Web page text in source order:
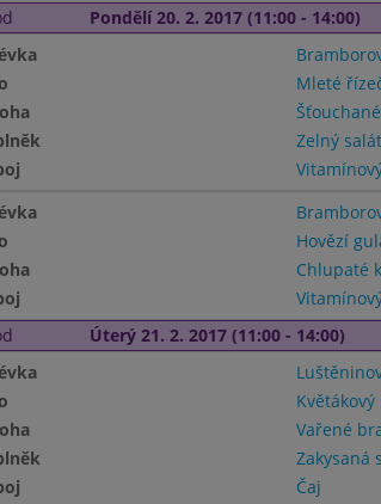
Pondělí 20. 2. 2017 (11:00 - 14:00)
Mleté
Zelný salát
Hovězí
Chlupaté
Úterý 21. 2. 2017 (11:00 - 14:00)
Vařené
Zakysaná
Čaj